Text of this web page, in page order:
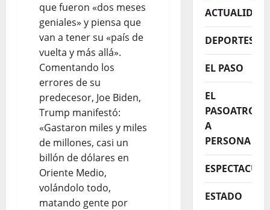
que fueron «dos meses
geniales» y piensa que
van a tener su «país de
vuelta y más allá».
Comentando los
errores de su
predecesor, Joe Biden,
Trump manifestó:
«Gastaron miles y miles
de millones, casi un
billón de dólares en
Oriente Medio,
volándolo todo,
matando gente por
ACTUALIDAD
DEPORTES
EL PASO
EL
A
PERSONA
ESTADO